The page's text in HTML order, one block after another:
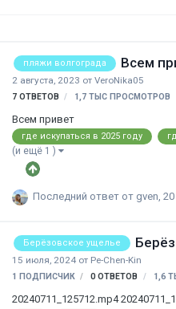
специалистов и 3 единиц…
пляжи волгограда Всем
2 августа, 2023 от VeroNika05
7 ОТВЕТОВ 1,7 ТЫС ПРОСМОТРОВ
Всем привет
Последний ответ от gven,
где искупаться в 2025 году
(и ещё 1 )
Берёзовское ущелье
15 июля, 2024 от Pe-Chen-Kin
1 ПОДПИСЧИК 0 ОТВЕТОВ 1,6